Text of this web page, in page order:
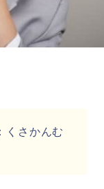
くさかんむ